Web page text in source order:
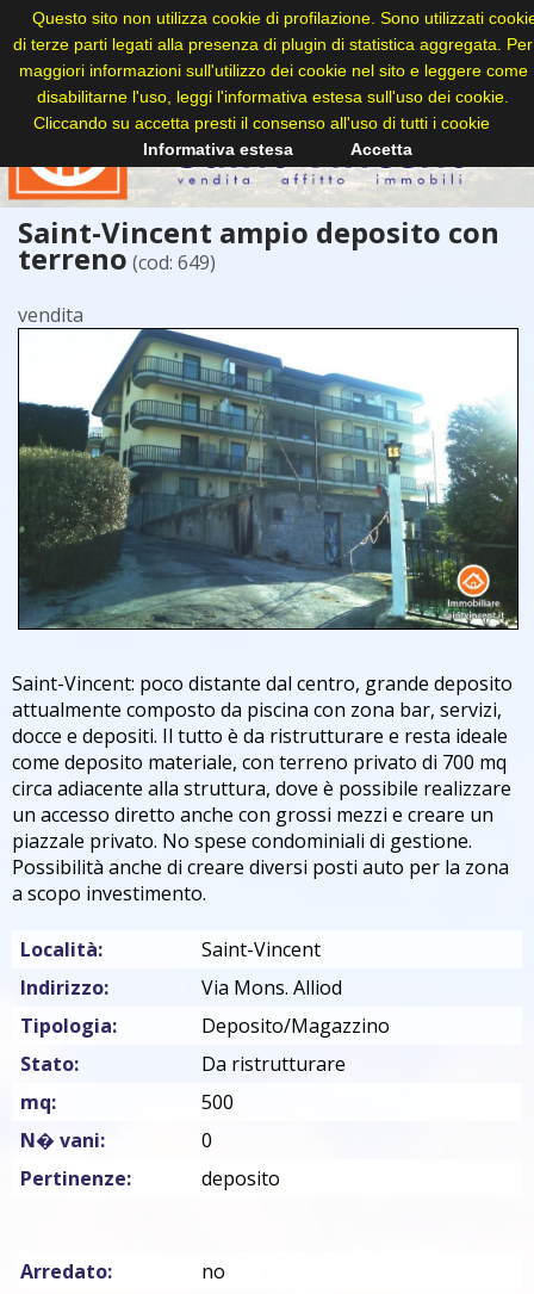
Saint-Vincent ampio deposito con
terreno (cod: 649)
vendita
Saint-Vincent: poco distante dal centro, grande deposito
attualmente composto da piscina con zona bar, servizi,
docce e depositi. Il tutto è da ristrutturare e resta ideale
come deposito materiale, con terreno privato di 700 mq
circa adiacente alla struttura, dove è possibile realizzare
un accesso diretto anche con grossi mezzi e creare un
piazzale privato. No spese condominiali di gestione.
Possibilità anche di creare diversi posti auto per la zona
a scopo investimento.
Località:
Saint-Vincent
Indirizzo:
Via Mons. Alliod
Tipologia:
Deposito/Magazzino
Stato:
Da ristrutturare
mq:
500
N� vani:
0
Pertinenze:
deposito
Arredato:
no
Questo sito non utilizza cookie di profilazione. Sono utilizzati
di terze parti legati alla presenza di plugin di statistica aggregata. Per
maggiori informazioni sull'utilizzo dei cookie nel sito e leggere come
disabilitarne l'uso, leggi l'informativa estesa sull'uso dei cookie.
Cliccando su accetta presti il consenso all'uso di tutti i cookie
Informativa estesa
Accetta